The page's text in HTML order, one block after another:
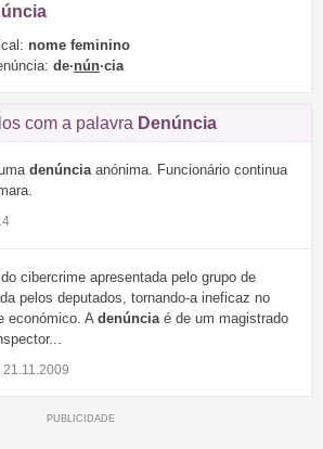
nome feminino
de·nún·cia
com a palavra Denúncia
denúnciaanónima. Funcionário continua
cibercrime apresentada pelo grupo de
pelos deputados, tornando-a ineficaz no
económico. Adenúnciaé de um magistrado